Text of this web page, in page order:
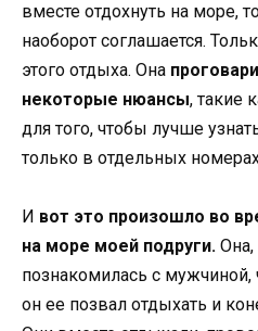
вместе отдохнуть на море,
наоборот соглашается.
этого отдыха. Она
некоторые нюансы, такие
для того, чтобы лучше
только в отдельных
И вот это произошло во
на море моей подруги. Она,
познакомилась с
он ее позвал отдыхать и